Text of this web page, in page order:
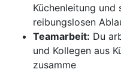
Küchenleitung
reibungslosen
Teamarbeit: Du
und Kollegen aus
zusamme